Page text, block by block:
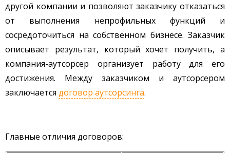
другой компании и позволяют заказчику отказаться
от выполнения непрофильных функций и
сосредоточиться на собственном бизнесе. Заказчик
описывает результат, который хочет получить, а
компания-аутсорсер организует работу для его
достижения. Между заказчиком и аутсорсером
заключается договор аутсорсинга.
Главные отличия договоров: